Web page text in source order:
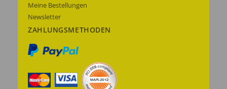
Meine Bestellungen
Newsletter
ZAHLUNGSMETHODEN